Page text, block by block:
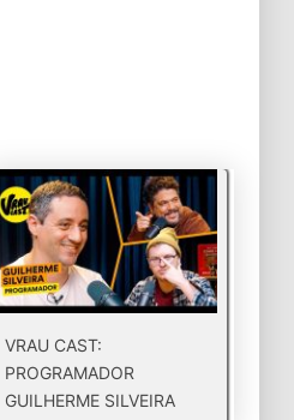
VRAU CAST:
PROGRAMADOR
GUILHERME SILVEIRA